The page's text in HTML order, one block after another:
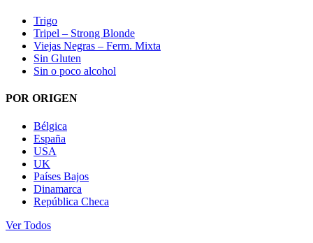
Trigo
Tripel – Strong Blonde
Viejas Negras – Ferm. Mixta
Sin Gluten
Sin o poco alcohol
POR ORIGEN
Bélgica
España
USA
UK
Países Bajos
Dinamarca
República Checa
Ver Todos